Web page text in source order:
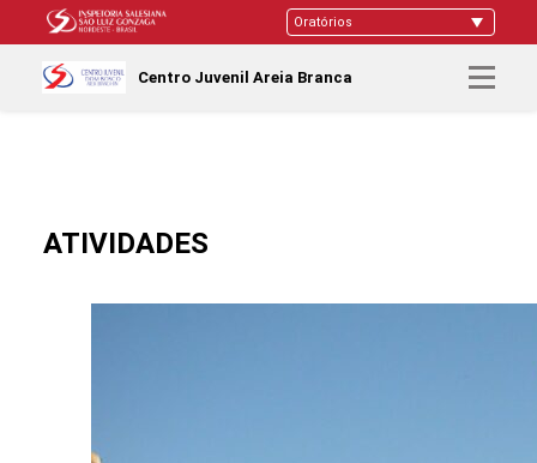
Centro Juvenil Areia Branca
ATIVIDADES